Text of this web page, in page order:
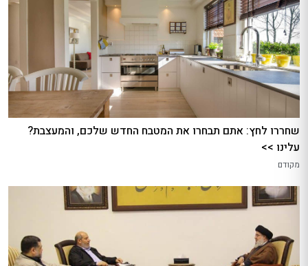
שחררו לחץ: אתם תבחרו את המטבח החדש שלכם, והמעצבת?
עלינו >>
מקודם